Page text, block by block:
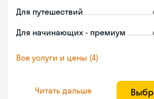
Для путешествий
Для начинающих - премиум
Все услуги и цены (4)
Читать дальше